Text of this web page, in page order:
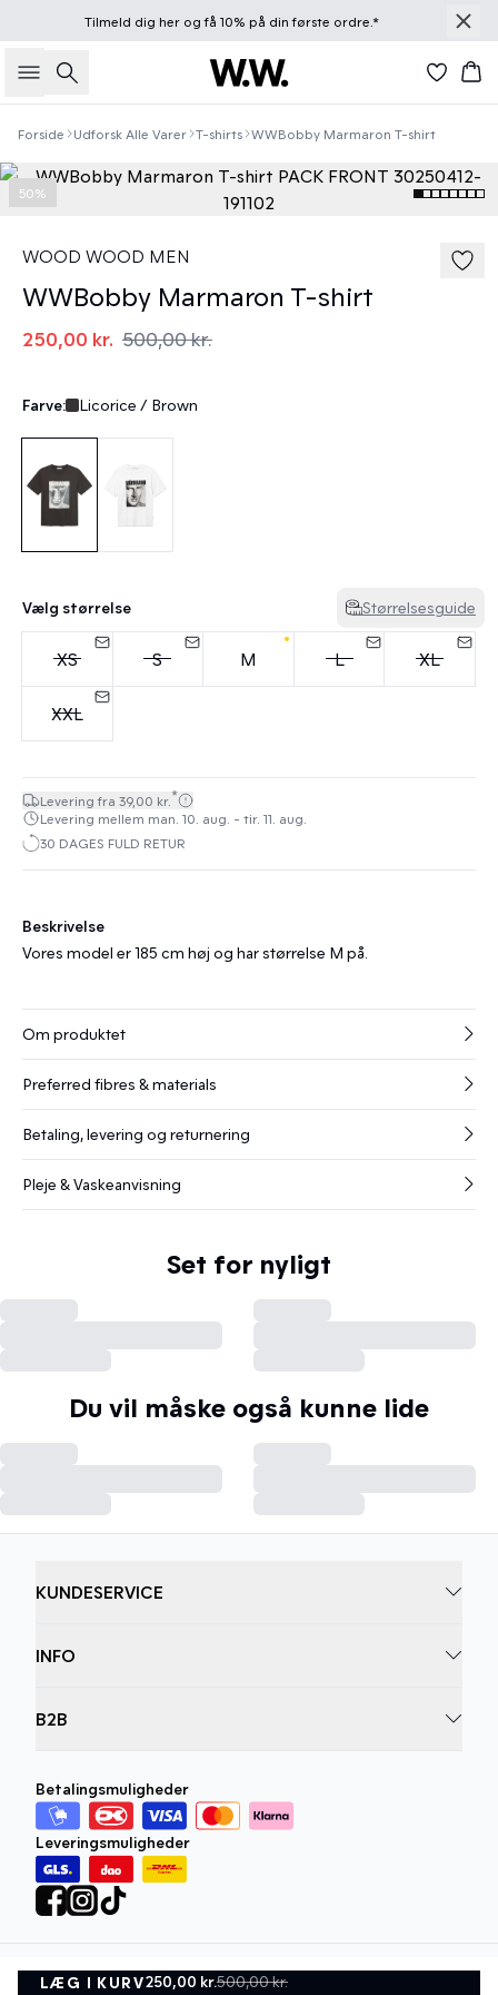
Tilmeld dig herog få 10% på din første ordre.*
Søg
Forside Udforsk Alle Varer T-shirts WWBobby Marmaron T-shirt
50%
WOOD WOOD MEN
WWBobby Marmaron T-shirt
250,00 kr. 500,00 kr.
Farve: Licorice / Brown
Vælg størrelse Størrelsesguide
XS S M L XL
XXL
Levering fra 39,00 kr.*
Levering mellem man. 10. aug. - tir. 11. aug.
30 DAGES FULD RETUR
LÆG I KURV250,00 kr.500,00 kr.
Beskrivelse
Vores model er 185 cm høj og har størrelse M på.
Om produktet
Preferred fibres & materials
Betaling, levering og returnering
Pleje & Vaskeanvisning
Set for nyligt
Du vil måske også kunne lide
KUNDESERVICE
INFO
B2B
Betalingsmuligheder
Leveringsmuligheder
Privatlivspolitik Vilkår og betingelser